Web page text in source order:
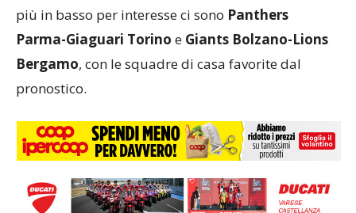
più in basso per interesse ci sono Panthers
Parma-Giaguari Torino e Giants Bolzano-Lions
Bergamo, con le squadre di casa favorite dal
pronostico.